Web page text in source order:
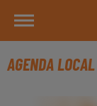
AGENDA LOCAL